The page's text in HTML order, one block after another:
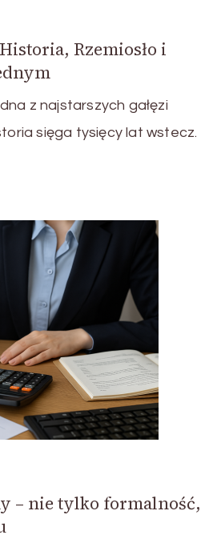
Rzemiosło i
z najstarszych gałęzi
sięga tysięcy lat wstecz.
– nie tylko formalność,